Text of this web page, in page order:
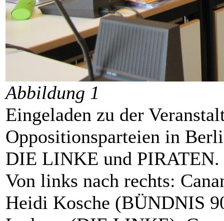
Abbildung 1
Eingeladen zu der
Oppositionsparteien in
DIE LINKE und PIRATEN.
Von links nach rechts:
Heidi Kosche (BÜNDNIS